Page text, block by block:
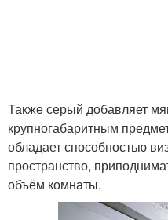
Также серый добавляет
крупногабаритным
обладает способностью
пространство,
объём комнаты.